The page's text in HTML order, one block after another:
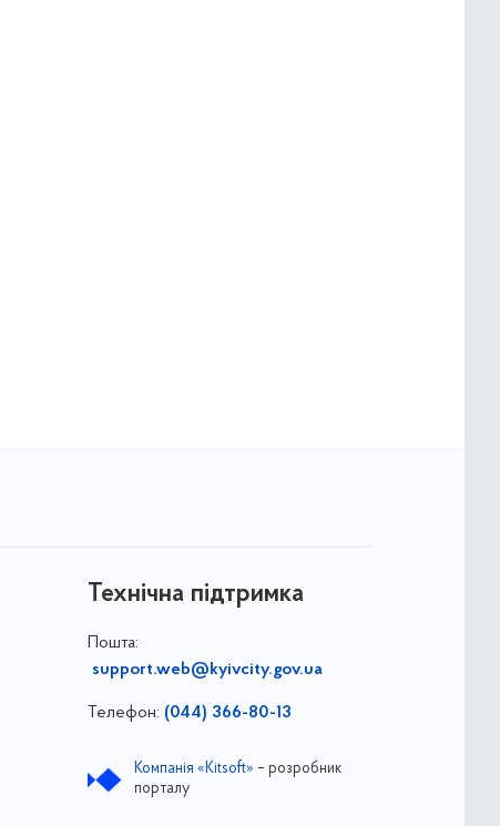
Технічна підтримка
Пошта:
support.web@kyivcity.gov.ua
Телефон: (044) 366-80-13
Компанія «Kitsoft» – розробник
порталу